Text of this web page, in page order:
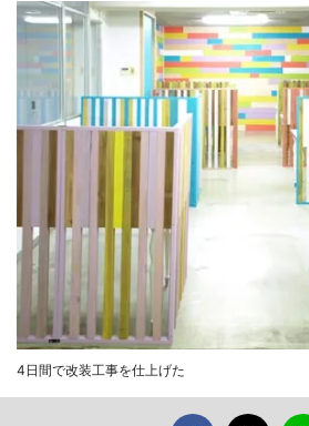
4日間で改装工事を仕上げた